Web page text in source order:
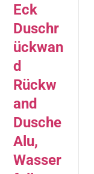
Eck
Duschr
ückwan
d
Rückw
and
Dusche
Alu,
Wasser